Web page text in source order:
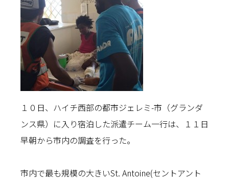
１０日、ハイチ西部の都市ジェレミ-市（グランダ
ンス県）に入り宿泊した派遣チーム一行は、１１日
早朝から市内の調査を行った。
市内で最も規模の大きいSt. Antoine(セントアント